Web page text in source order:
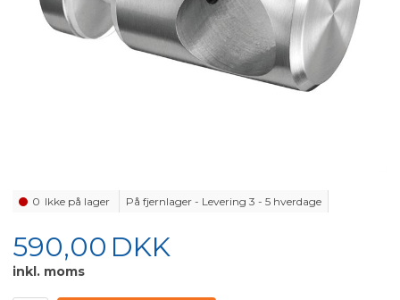
0 Ikke på lager På fjernlager - Levering 3 - 5 hverdage
590,00 DKK
inkl. moms